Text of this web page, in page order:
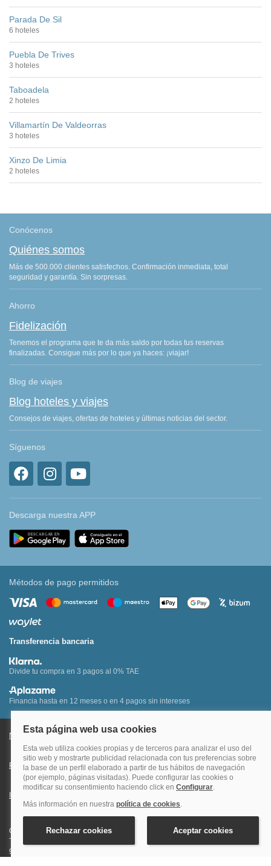
Parada De Sil
6 hoteles
Puebla De Trives
3 hoteles
Taboadela
2 hoteles
Villamartín De Valdeorras
3 hoteles
Xinzo De Limia
2 hoteles
Conócenos
Quiénes somos
Más de 500.000 clientes satisfechos. Confirmación inmediata, total
seguridad y garantía. Sin sorpresas.
Ahorro
Fidelización
Tenemos el programa que te da más saldo por todas tus reservas
finalizadas. Consigue más por lo que ya haces: ¡viajar!
Blog de viajes
Blog hoteles y viajes
Consejos de viajes, ofertas de hoteles y últimas noticias del sector.
Síguenos
Descarga nuestra APP
Métodos de pago permitidos
Transferencia bancaria
Divide tu compra en 3 pagos al 0% TAE
Financia hasta en 12 meses o en 4 pagos sin intereses
Nota legal y condiciones de uso de la página web
Política de Privacidad Condiciones Generales de Contratación
Información Legal sobre Mercados en Línea
Quehoteles.com - Especialistas en hoteles © Copyright Veturis Travel S.A.
Todos los derechos reservados. Autorización nº I-AV0000879.4 Tel: +34
915759999